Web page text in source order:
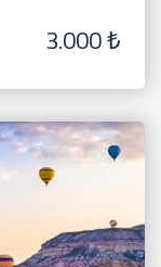
3.000 ₺